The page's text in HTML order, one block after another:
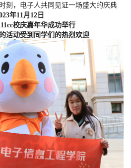
刻， 电子人共同见证一场盛大的庆典
年11月12日
校庆嘉年华成功举行
活动受到同学们的热烈欢迎